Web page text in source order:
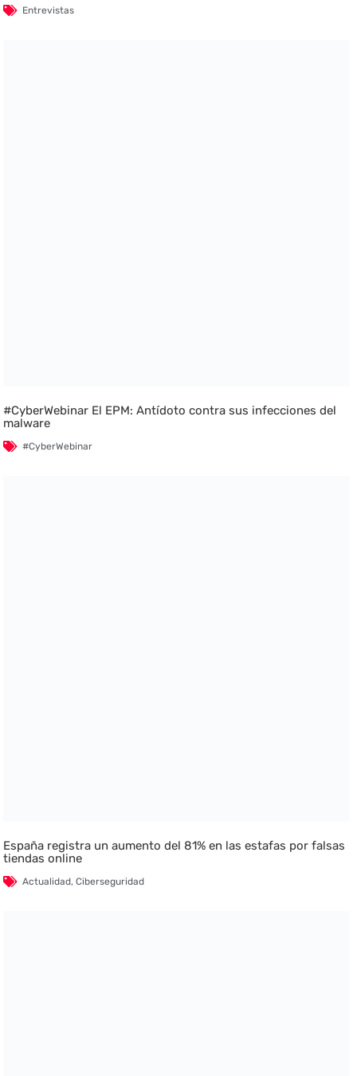
Entrevistas
#CyberWebinar El EPM: Antídoto contra sus infecciones del
malware
#CyberWebinar
España registra un aumento del 81% en las estafas por falsas
tiendas online
Actualidad,Ciberseguridad